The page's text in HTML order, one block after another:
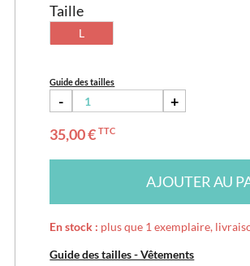
Taille
L
Guide des tailles
-
+
35,00 €TTC
AJOUTER AU
En stock : plus que 1 exemplaire,
Guide des tailles - Vêtements